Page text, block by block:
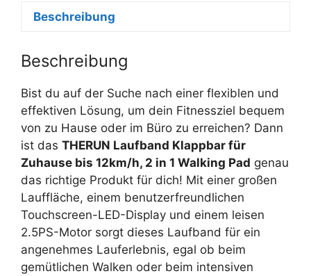
Beschreibung
Beschreibung
Bist du auf der Suche nach einer flexiblen und
effektiven Lösung, um dein Fitnessziel bequem
von zu Hause oder im Büro zu erreichen? Dann
ist das THERUN Laufband Klappbar für
Zuhause bis 12km/h, 2 in 1 Walking Pad genau
das richtige Produkt für dich! Mit einer großen
Lauffläche, einem benutzerfreundlichen
Touchscreen-LED-Display und einem leisen
2.5PS-Motor sorgt dieses Laufband für ein
angenehmes Lauferlebnis, egal ob beim
gemütlichen Walken oder beim intensiven